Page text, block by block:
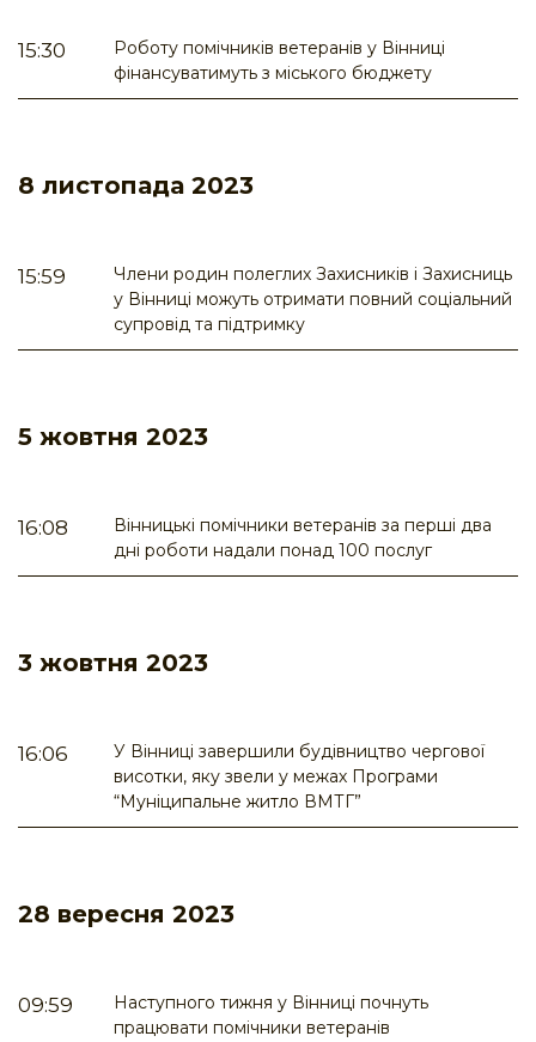
15:30
Роботу помічників ветеранів у Вінниці
фінансуватимуть з міського бюджету
8 листопада 2023
15:59
Члени родин полеглих Захисників і Захисниць
у Вінниці можуть отримати повний соціальний
супровід та підтримку
5 жовтня 2023
16:08
Вінницькі помічники ветеранів за перші два
дні роботи надали понад 100 послуг
3 жовтня 2023
16:06
У Вінниці завершили будівництво чергової
висотки, яку звели у межах Програми
“Муніципальне житло ВМТГ”
28 вересня 2023
09:59
Наступного тижня у Вінниці почнуть
працювати помічники ветеранів